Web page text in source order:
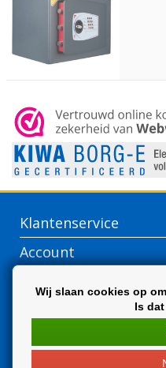
Klantenservice
Account
Wij slaan cookies op
Is